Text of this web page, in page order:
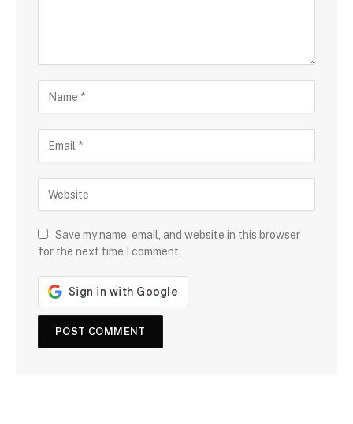
Save my name, email, and website in this browser
for the next time I comment.